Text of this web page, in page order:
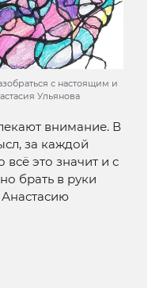
с настоящим и
Ульянова
внимание. В
за каждой
всё это значит и с
брать в руки